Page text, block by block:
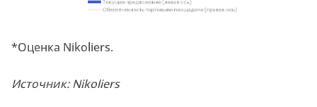
*Оценка Nikoliers.
Источник: Nikoliers